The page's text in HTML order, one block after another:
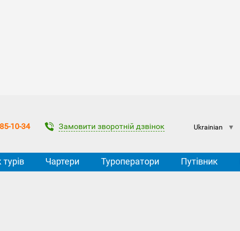
10-34 Замовити зворотній дзвінок Ukrainian ▼
Чартери Туроператори Путівник